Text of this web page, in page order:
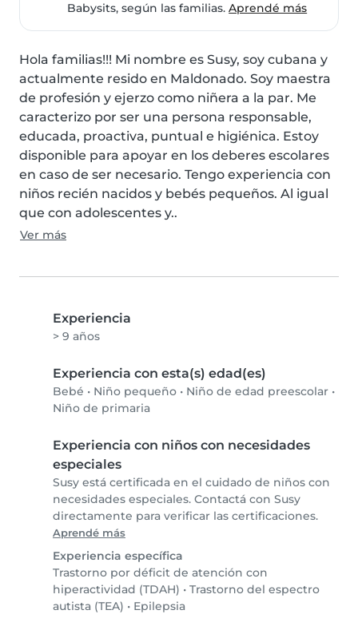
Babysits, según las familias.Aprendé más
Hola familias!!! Mi nombre es Susy, soy cubana y
actualmente resido en Maldonado. Soy maestra
de profesión y ejerzo como niñera a la par. Me
caracterizo por ser una persona responsable,
educada, proactiva, puntual e higiénica. Estoy
disponible para apoyar en los deberes escolares
en caso de ser necesario. Tengo experiencia con
niños recién nacidos y bebés pequeños. Al igual
que con adolescentes y..
Ver más
Experiencia
> 9 años
Experiencia con esta(s) edad(es)
Bebé • Niño pequeño • Niño de edad preescolar •
Niño de primaria
Experiencia con niños con necesidades
especiales
Susy está certificada en el cuidado de niños con
necesidades especiales. Contactá con Susy
directamente para verificar las certificaciones.
Aprendé más
Experiencia específica
Trastorno por déficit de atención con
hiperactividad (TDAH) • Trastorno del espectro
autista (TEA) • Epilepsia